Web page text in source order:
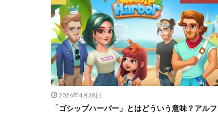
2026年4月28日
「ゴシップハーバー」とはどういう意味？アルフ